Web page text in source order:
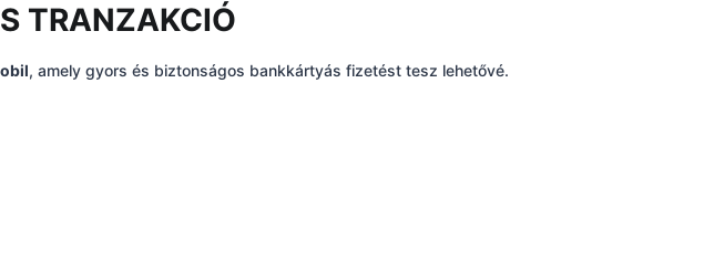
TRANZAKCIÓ
, amely gyors és biztonságos bankkártyás fizetést tesz lehetővé.